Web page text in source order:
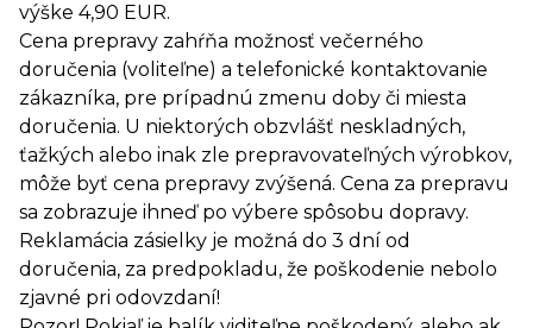
výške 4,90 EUR.
Cena prepravy zahŕňa možnosť večerného
doručenia (voliteľne) a telefonické kontaktovanie
zákazníka, pre prípadnú zmenu doby či miesta
doručenia. U niektorých obzvlášť neskladných,
ťažkých alebo inak zle prepravovateľných výrobkov,
môže byť cena prepravy zvýšená. Cena za prepravu
sa zobrazuje ihneď po výbere spôsobu dopravy.
Reklamácia zásielky je možná do 3 dní od
doručenia, za predpokladu, že poškodenie nebolo
zjavné pri odovzdaní!